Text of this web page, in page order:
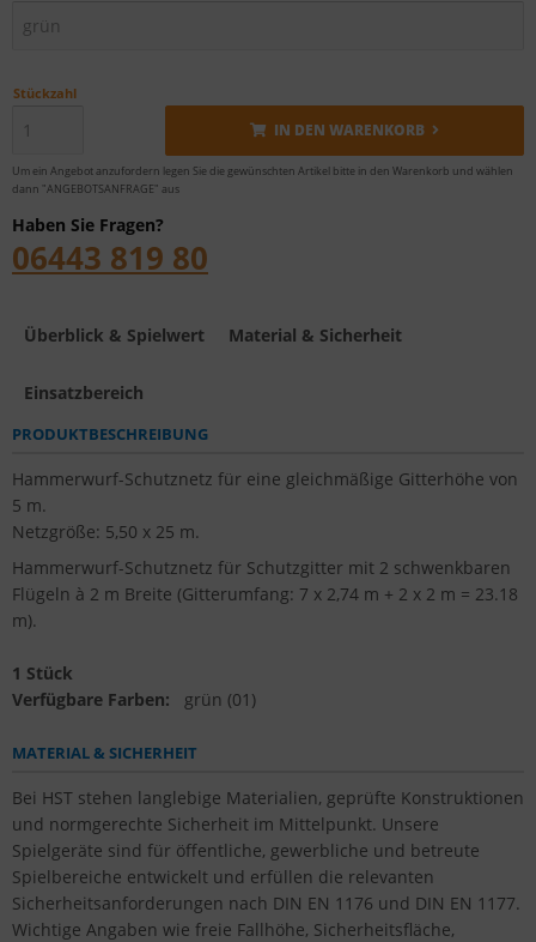
Stückzahl
IN DEN WARENKORB
Um ein Angebot anzufordern legen Sie die gewünschten Artikel bitte in den Warenkorb und wählen
dann "ANGEBOTSANFRAGE" aus
Haben Sie Fragen?
06443 819 80
Überblick & Spielwert Material & Sicherheit
Einsatzbereich
PRODUKTBESCHREIBUNG
Hammerwurf-Schutznetz für eine gleichmäßige Gitterhöhe von
5 m.
Netzgröße: 5,50 x 25 m.
Hammerwurf-Schutznetz für Schutzgitter mit 2 schwenkbaren
Flügeln à 2 m Breite (Gitterumfang: 7 x 2,74 m + 2 x 2 m = 23.18
m).
1 Stück
Verfügbare Farben: grün (01)
MATERIAL & SICHERHEIT
Bei HST stehen langlebige Materialien, geprüfte Konstruktionen
und normgerechte Sicherheit im Mittelpunkt. Unsere
Spielgeräte sind für öffentliche, gewerbliche und betreute
Spielbereiche entwickelt und erfüllen die relevanten
Sicherheitsanforderungen nach DIN EN 1176 und DIN EN 1177.
Wichtige Angaben wie freie Fallhöhe, Sicherheitsfläche,